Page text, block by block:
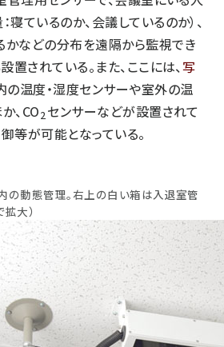
寝ているのか、会議しているのか）、
かなどの分布を遠隔から監視でき
置されている。また、ここには、写
の温度・湿度センサーや室外の温
、CO2 センサーなどが設置されて
等が可能となっている。
動態管理。右上の白い箱は入退室管
大）